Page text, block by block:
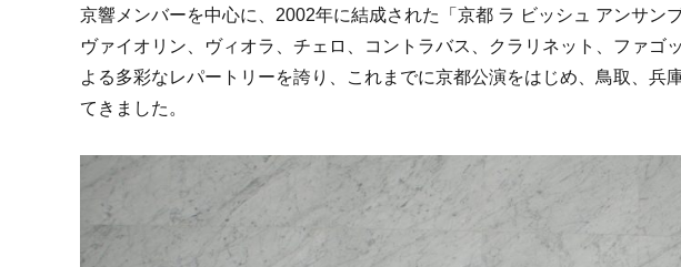
京響メンバーを中心に、2002年に結成された「京都 ラ ビッシュ アンサンブ
ヴァイオリン、ヴィオラ、チェロ、コントラバス、クラリネット、ファゴ
よる多彩なレパートリーを誇り、これまでに京都公演をはじめ、鳥取、兵
てきました。